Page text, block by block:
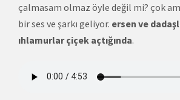
çalmasam olmaz öyle değil mi? çok
bir ses ve şarkı geliyor. ersen ve
ıhlamurlar çiçek açtığında.